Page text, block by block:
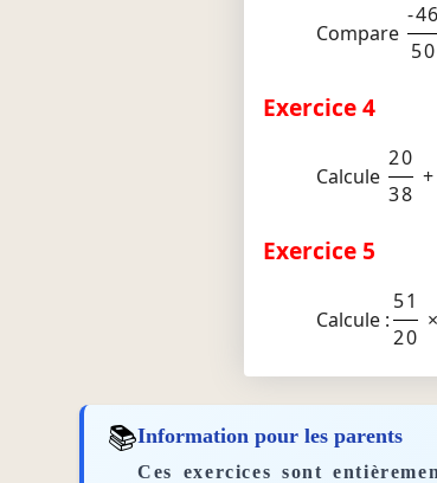
Compare
-46
50
Exercice 4
Calcule
20
38
+
Exercice 5
Calcule :
51
20
×
📚Information pour les parents
Ces exercices sont